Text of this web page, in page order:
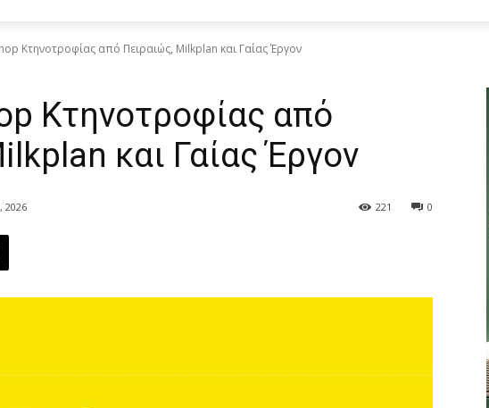
Κτηνοτροφίας από Πειραιώς, Milkplan και Γαίας Έργον
Κτηνοτροφίας από
και Γαίας Έργον
2026 0
221